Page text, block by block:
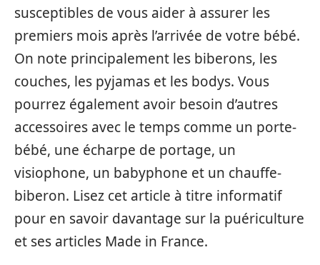
susceptibles de vous aider à assurer les
premiers mois après l’arrivée de votre bébé.
On note principalement les biberons, les
couches, les pyjamas et les bodys. Vous
pourrez également avoir besoin d’autres
accessoires avec le temps comme un porte-
bébé, une écharpe de portage, un
visiophone, un babyphone et un chauffe-
biberon. Lisez cet article à titre informatif
pour en savoir davantage sur la puériculture
et ses articles Made in France.